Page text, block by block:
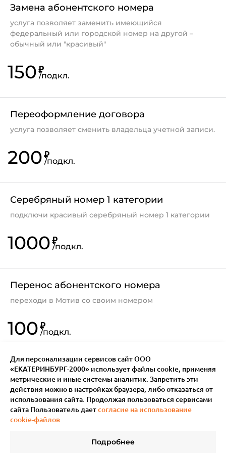
необходимо написать заявление в офисе
компании;
срок рассмотрения заявления - до 30
о результате рассмотрения абонента
после получения Смс абонент может получить
детализацию в офисе, в котором было оформлено
заявление.
Замена абонентского номера
услуга позволяет заменить имеющийся
федеральный или городской номер на другой –
обычный или "красивый"
150₽
/подкл.
Переоформление договора
услуга позволяет сменить владельца учетной записи.
200₽
/подкл.
Серебряный номер 1 категории
подключи красивый серебряный номер 1 категории
1000₽
/подкл.
Перенос абонентского номера
переходи в Мотив со своим номером
100₽
/подкл.
Подробнее
Для персонализации сервисов сайт ООО
«ЕКАТЕРИНБУРГ-2000» использует файлы сookie, применяя
метрические и иные системы аналитик. Запретить эти
действия можно в настройках браузера, либо отказаться от
использования сайта. Продолжая пользоваться сервисами
сайта Пользователь даетсогласие на использование
cookie-файлов